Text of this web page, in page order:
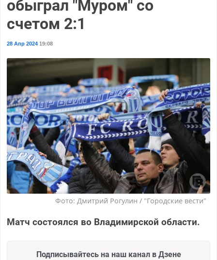
обыграл "Муром" со
счетом 2:1
28 Апр 202419:08
Фото: Дмитрий Рогулин / "Городские вести"
Матч состоялся во Владимирской области.
Подписывайтесь на наш канал в Дзене